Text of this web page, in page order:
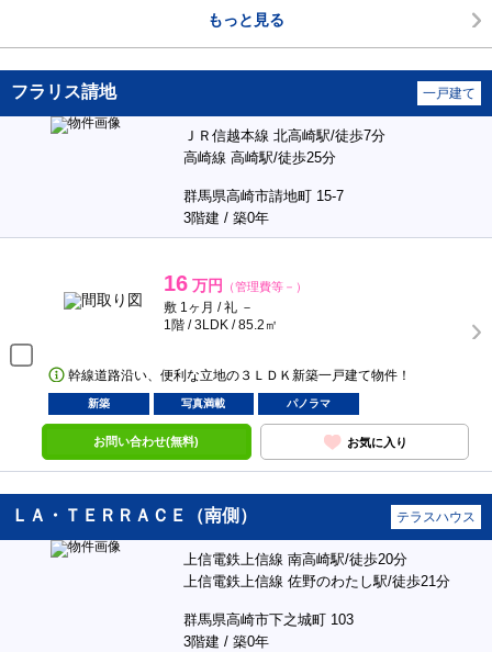
もっと見る
フラリス請地 一戸建て
ＪＲ信越本線 北高崎駅/徒歩7分
高崎線 高崎駅/徒歩25分
群馬県高崎市請地町 15-7
3階建 / 築0年
16 万円 （管理費等－）
敷 1ヶ月 / 礼 －
1階 / 3LDK / 85.2㎡
幹線道路沿い、便利な立地の３ＬＤＫ新築一戸建て物件！
新築 写真満載 パノラマ
お問い合わせ(無料) お気に入り
ＬＡ・ＴＥＲＲＡＣＥ（南側） テラスハウス
上信電鉄上信線 南高崎駅/徒歩20分
上信電鉄上信線 佐野のわたし駅/徒歩21分
群馬県高崎市下之城町 103
3階建 / 築0年